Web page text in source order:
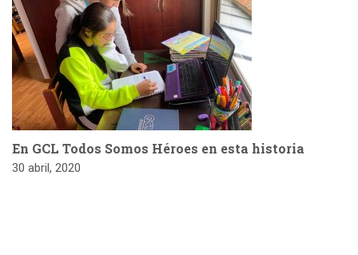
En GCL Todos Somos Héroes en esta historia
30 abril, 2020